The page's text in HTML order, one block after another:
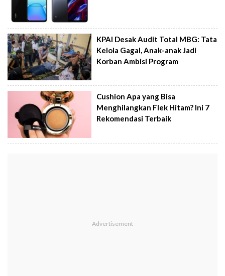
KPAI Desak Audit Total MBG: Tata
Kelola Gagal, Anak-anak Jadi
Korban Ambisi Program
Cushion Apa yang Bisa
Menghilangkan Flek Hitam? Ini 7
Rekomendasi Terbaik